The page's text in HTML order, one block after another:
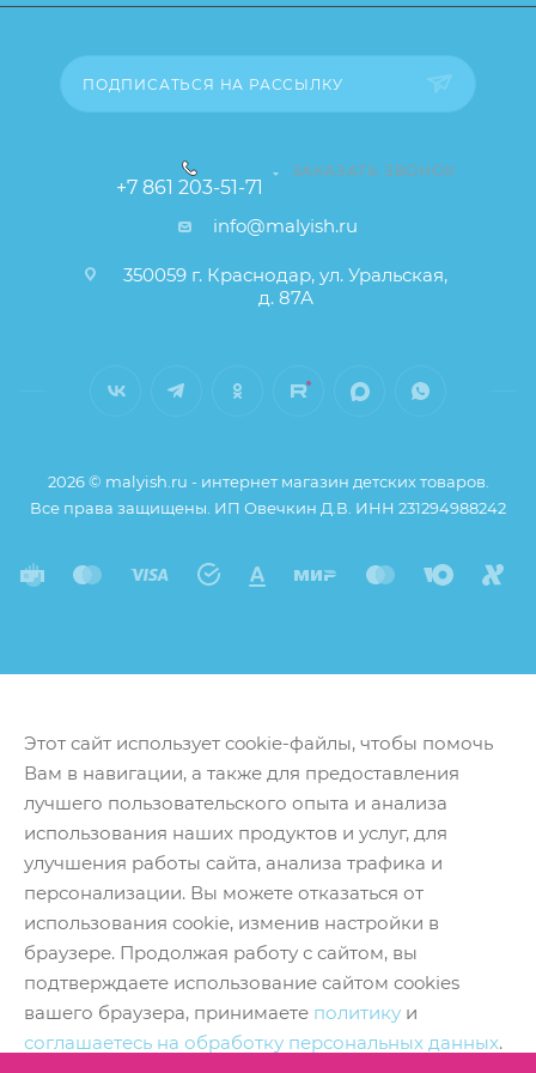
ПОДПИСАТЬСЯ НА РАССЫЛКУ
+7 861 203-51-71
ЗАКАЗАТЬ ЗВОНОК
info@malyish.ru
350059 г. Краснодар, ул. Уральская,
д. 87А
2026 © malyish.ru - интернет магазин детских товаров.
Все права защищены. ИП Овечкин Д.В. ИНН 231294988242
Этот сайт использует cookie-файлы, чтобы помочь
Вам в навигации, а также для предоставления
лучшего пользовательского опыта и анализа
использования наших продуктов и услуг, для
улучшения работы сайта, анализа трафика и
персонализации. Вы можете отказаться от
использования cookie, изменив настройки в
браузере. Продолжая работу с сайтом, вы
подтверждаете использование сайтом cookies
вашего браузера, принимаете политику и
соглашаетесь на обработку персональных данных.